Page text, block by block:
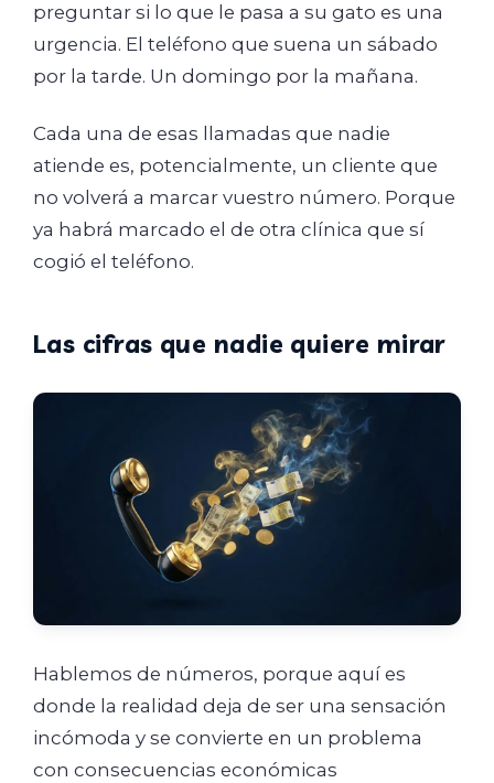
preguntar si lo que le pasa a su gato es una
urgencia. El teléfono que suena un sábado
por la tarde. Un domingo por la mañana.
Cada una de esas llamadas que nadie
atiende es, potencialmente, un cliente que
no volverá a marcar vuestro número. Porque
ya habrá marcado el de otra clínica que sí
cogió el teléfono.
Las cifras que nadie quiere mirar
Hablemos de números, porque aquí es
donde la realidad deja de ser una sensación
incómoda y se convierte en un problema
con consecuencias económicas